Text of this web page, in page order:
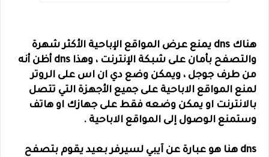
هناك dns يمنع عرض المواقع الإباحية الأكثر شهرة
والتصفح بأمان على شبكة الإنترنت ، وهذا dns أظن أنه
من طرف جوجل ، ويمكن وضع دي ان اس على الروتر
لمنع المواقع الاباحية على جميع الأجهزة التي تتصل
بالانترنت او يمكن وضعه فقط على جهازك او هاتف
وستمنع الوصول إلى المواقع الاباحية .
dns هنا هو عبارة عن آيبي لسيرفر بعيد يقوم بتصفح